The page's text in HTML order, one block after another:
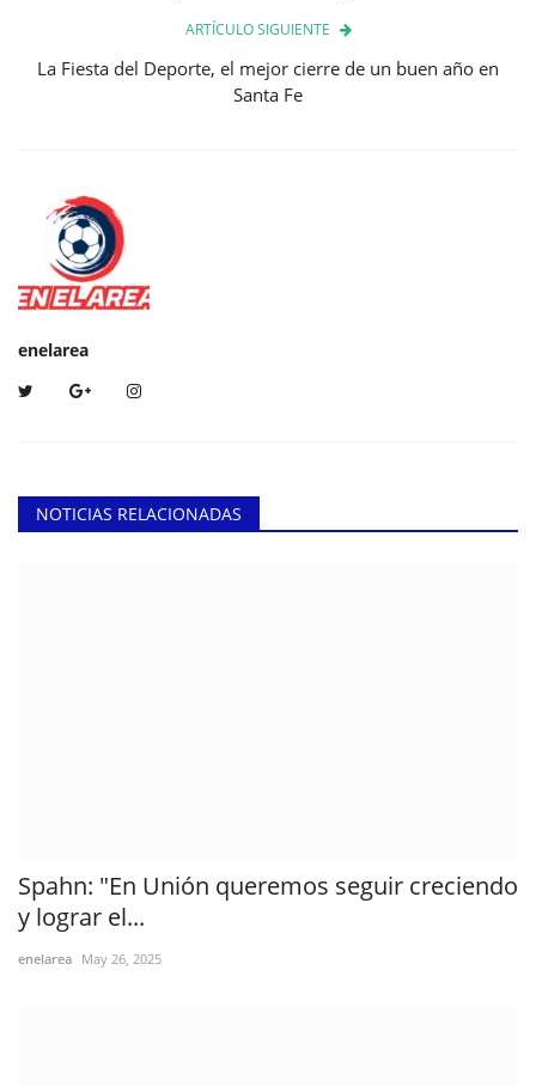
ARTÍCULO SIGUIENTE
La Fiesta del Deporte, el mejor cierre de un buen año en
Santa Fe
enelarea
NOTICIAS RELACIONADAS
Spahn: "En Unión queremos seguir creciendo
y lograr el...
enelarea May 26, 2025